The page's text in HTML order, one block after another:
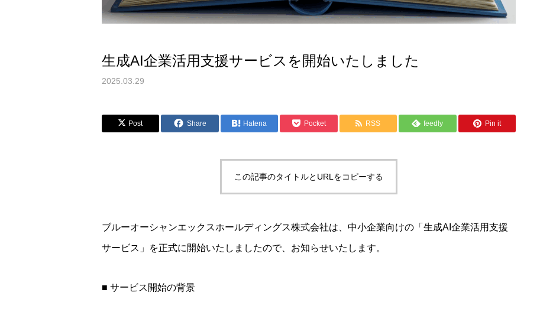
生成AI企業活用支援サービスを開始いたしました
2025.03.29
Post Share Hatena Pocket RSS feedly Pin it
この記事のタイトルとURLをコピーする
ブルーオーシャンエックスホールディングス株式会社は、中小企業向けの「生成AI企業活用支援
サービス」を正式に開始いたしましたので、お知らせいたします。
■ サービス開始の背景